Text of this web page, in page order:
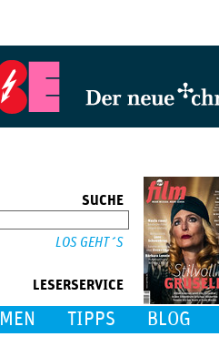
SUCHE
LESERSERVICE
TIPPS BLOG